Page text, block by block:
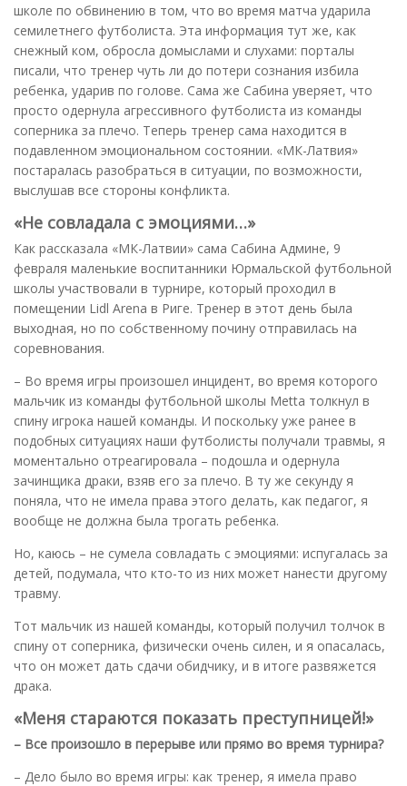
школе по обвинению в том, что во время матча ударила
семилетнего футболиста. Эта информация тут же, как
снежный ком, обросла домыслами и слухами: порталы
писали, что тренер чуть ли до потери сознания избила
ребенка, ударив по голове. Сама же Сабина уверяет, что
просто одернула агрессивного футболиста из команды
соперника за плечо. Теперь тренер сама находится в
подавленном эмоциональном состоянии. «МК-Латвия»
постаралась разобраться в ситуации, по возможности,
выслушав все стороны конфликта.
«Не совладала с эмоциями…»
Как рассказала «МК-Латвии» сама Сабина Админе, 9
февраля маленькие воспитанники Юрмальской футбольной
школы участвовали в турнире, который проходил в
помещении Lidl Arena в Риге. Тренер в этот день была
выходная, но по собственному почину отправилась на
соревнования.
– Во время игры произошел инцидент, во время которого
мальчик из команды футбольной школы Metta толкнул в
спину игрока нашей команды. И поскольку уже ранее в
подобных ситуациях наши футболисты получали травмы, я
моментально отреагировала – подошла и одернула
зачинщика драки, взяв его за плечо. В ту же секунду я
поняла, что не имела права этого делать, как педагог, я
вообще не должна была трогать ребенка.
Но, каюсь – не сумела совладать с эмоциями: испугалась за
детей, подумала, что кто-то из них может нанести другому
травму.
Тот мальчик из нашей команды, который получил толчок в
спину от соперника, физически очень силен, и я опасалась,
что он может дать сдачи обидчику, и в итоге развяжется
драка.
«Меня стараются показать преступницей!»
– Все произошло в перерыве или прямо во время турнира?
– Дело было во время игры: как тренер, я имела право